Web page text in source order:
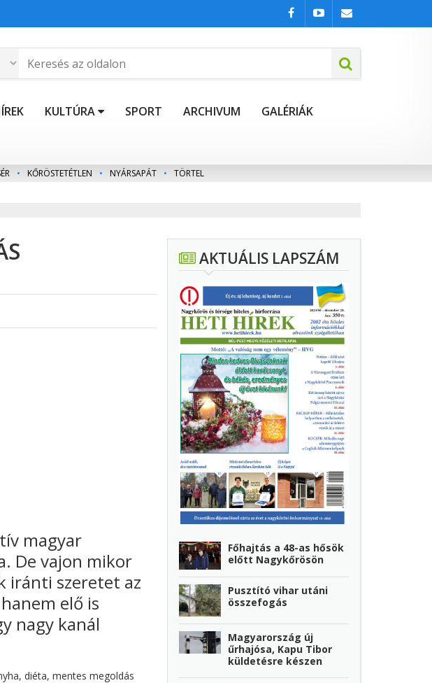
KULTÚRA SPORT ARCHIVUM GALÉRIÁK
• KŐRÖSTETÉTLEN • NYÁRSAPÁT • TÖRTEL
magyar
De vajon mikor
iránti szeretet az
elő is
nagy kanál
diéta, mentes megoldás
AKTUÁLIS LAPSZÁM
Főhajtás a 48-as hősök
előtt Nagykőrösön
Pusztító vihar utáni
összefogás
Magyarország új
űrhajósa, Kapu Tibor
küldetésre készen